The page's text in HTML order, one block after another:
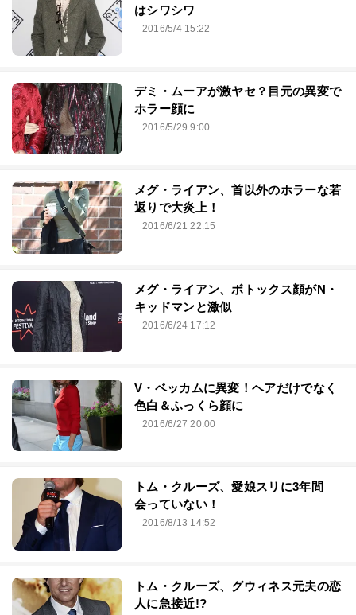
はシワシワ
2016/5/4 15:22
デミ・ムーアが激ヤセ？目元の異変で
ホラー顔に
2016/5/29 9:00
メグ・ライアン、首以外のホラーな若
返りで大炎上！
2016/6/21 22:15
メグ・ライアン、ボトックス顔がN・
キッドマンと激似
2016/6/24 17:12
V・ベッカムに異変！ヘアだけでなく
色白＆ふっくら顔に
2016/6/27 20:00
トム・クルーズ、愛娘スリに3年間
会っていない！
2016/8/13 14:52
トム・クルーズ、グウィネス元夫の恋
人に急接近!?